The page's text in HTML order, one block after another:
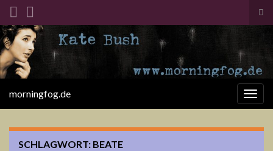
Search for:
morningfog.de
SCHLAGWORT: BEATE